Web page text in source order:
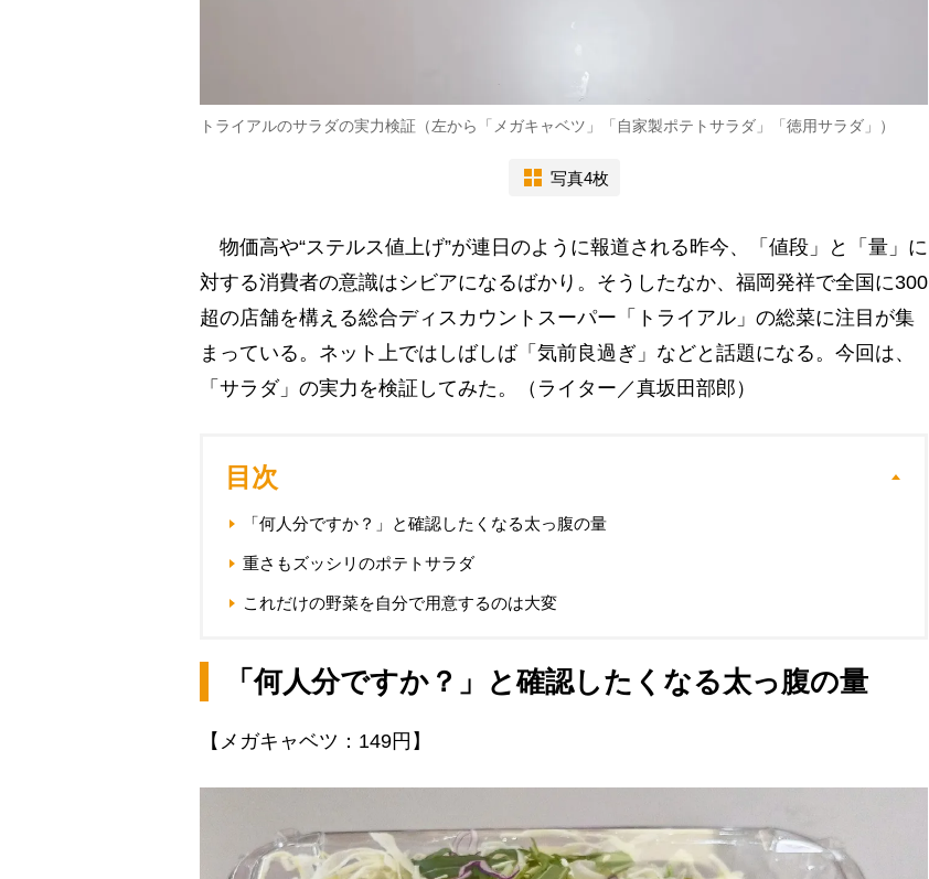
トライアルのサラダの実力検証（左から「メガキャベツ」「自家製ポテトサラダ」「徳用サラダ」）
写真4枚
物価高や“ステルス値上げ”が連日のように報道される昨今、「値段」と「量」に
対する消費者の意識はシビアになるばかり。そうしたなか、福岡発祥で全国に300
超の店舗を構える総合ディスカウントスーパー「トライアル」の総菜に注目が集
まっている。ネット上ではしばしば「気前良過ぎ」などと話題になる。今回は、
「サラダ」の実力を検証してみた。（ライター／真坂田部郎）
目次
「何人分ですか？」と確認したくなる太っ腹の量
重さもズッシリのポテトサラダ
これだけの野菜を自分で用意するのは大変
「何人分ですか？」と確認したくなる太っ腹の量
【メガキャベツ：149円】